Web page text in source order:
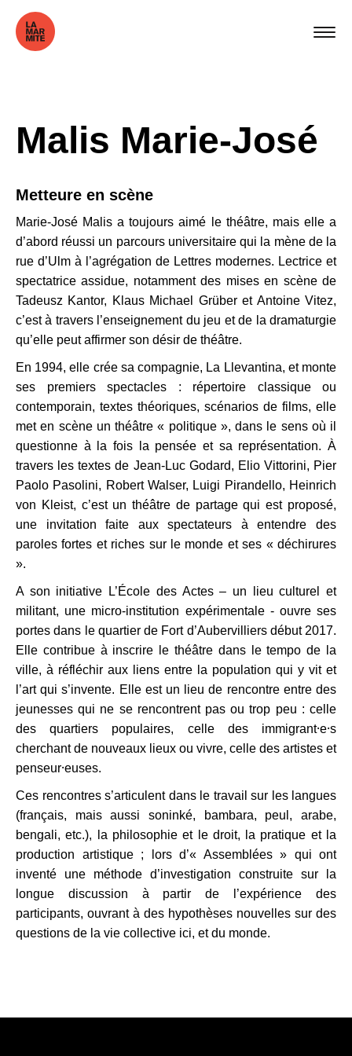
Malis Marie-José
Metteure en scène
Marie-José Malis a toujours aimé le théâtre, mais elle a
d’abord réussi un parcours universitaire qui la mène de la
rue d’Ulm à l’agrégation de Lettres modernes. Lectrice et
spectatrice assidue, notamment des mises en scène de
Tadeusz Kantor, Klaus Michael Grüber et Antoine Vitez,
c’est à travers l’enseignement du jeu et de la dramaturgie
qu’elle peut affirmer son désir de théâtre.
En 1994, elle crée sa compagnie, La Llevantina, et monte
ses premiers spectacles : répertoire classique ou
contemporain, textes théoriques, scénarios de films, elle
met en scène un théâtre « politique », dans le sens où il
questionne à la fois la pensée et sa représentation. À
travers les textes de Jean-Luc Godard, Elio Vittorini, Pier
Paolo Pasolini, Robert Walser, Luigi Pirandello, Heinrich
von Kleist, c’est un théâtre de partage qui est proposé,
une invitation faite aux spectateurs à entendre des
paroles fortes et riches sur le monde et ses « déchirures
».
A son initiative L’École des Actes – un lieu culturel et
militant, une micro-institution expérimentale - ouvre ses
portes dans le quartier de Fort d’Aubervilliers début 2017.
Elle contribue à inscrire le théâtre dans le tempo de la
ville, à réfléchir aux liens entre la population qui y vit et
l’art qui s’invente. Elle est un lieu de rencontre entre des
jeunesses qui ne se rencontrent pas ou trop peu : celle
des quartiers populaires, celle des immigrant⸱e⸱s
cherchant de nouveaux lieux ou vivre, celle des artistes et
penseur⸱euses.
Ces rencontres s’articulent dans le travail sur les langues
(français, mais aussi soninké, bambara, peul, arabe,
bengali, etc.), la philosophie et le droit, la pratique et la
production artistique ; lors d’« Assemblées » qui ont
inventé une méthode d’investigation construite sur la
longue discussion à partir de l’expérience des
participants, ouvrant à des hypothèses nouvelles sur des
questions de la vie collective ici, et du monde.